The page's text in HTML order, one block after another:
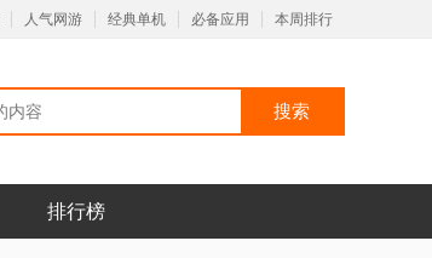
人气网游 经典单机 必备应用 本周排行
排行榜